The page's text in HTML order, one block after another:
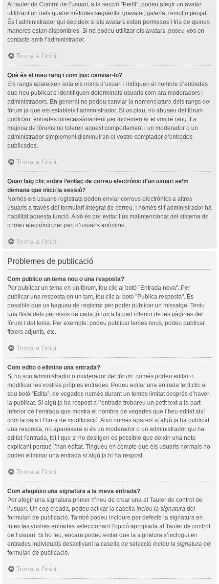
Al tauler de Control de l’usuari, a la secció "Perfil", podeu afegir un avatar
utilitzant un dels quatre mètodes següents: gravatar, galeria, remot o penjat.
És l’administrador qui decideix si els avatars estan permesos i tria de quines
maneres estan disponibles. Si no podeu utilitzar els avatars, poseu-vos en
contacte amb l’administrador.
Torna a l’inici
Què és el meu rang i com puc canviar-lo?
Els rangs apareixen sota els noms d’usuari i indiquen el nombre d’entrades
que heu publicat o identifiquen determinats usuaris com ara moderadors i
administradors. En general no podeu canviar la nomenclatura dels rangs del
fòrum ja que els estableix l’administrador. Si us plau, no abuseu del fòrum
publicant entrades innecessàriament per incrementar el vostre rang. La
majoria de fòrums no toleren aquest comportament i un moderador o un
administrador simplement disminuiran el vostre comptador d’entrades
publicades.
Torna a l’inici
Quan faig clic sobre l’enllaç de correu electrònic d’un usuari se’m
demana que iniciï la sessió?
Només els usuaris registrats poden enviar correus electrònics a altres
usuaris a través del formulari integrat de correu, i només si l’administrador ha
habilitat aquesta funció. Això és per evitar l’ús malintencionat del sistema de
correu electrònic per part d’usuaris anònims.
Torna a l’inici
Problemes de publicació
Com publico un tema nou o una resposta?
Per publicar un tema en un fòrum, feu clic al botó "Entrada nova". Per
publicar una resposta en un tam, feu clic al botó "Publica resposta". És
possible que us hagueu de registrar per poder publicar un missatge. Teniu
una llista dels permisos de cada fòrum a la part inferior de les pàgines del
fòrum i del tema. Per exemple: podeu publicar temes nous, podeu publicar
fitxers adjunts, etc.
Torna a l’inici
Com edito o elimino una entrada?
Si no sou administrador o moderador del fòrum, només podeu editar o
modificar les vostres pròpies entrades. Podeu editar una entrada fent clic al
seu botó “Edita”, de vegades només durant un temps limitat després d’haver-
la publicat. Si algú ja ha respost a l’entrada trobareu un petit text a la part
inferior de l’entrada que mostra el nombre de vegades que l’heu editat així
com la data i l’hora de modificació. Això només apareix si algú ja ha publicat
una resposta; no apareixerà si és un moderador o un administrador qui ha
editat l’entrada, tot i que si ho desitgen es possible que deixin una nota
explicant perquè l’han editat. Tingueu en compte que els usuaris normals no
poden eliminar una entrada si algú ja hi ha respost.
Torna a l’inici
Com afegeixo una signatura a la meva entrada?
Per afegir una signatura primer n’heu de crear una al Tauler de control de
l’usuari. Un cop creada, podeu activar la casella Inclou la signatura del
formulari de publicació. També podeu incloure per defecte la signatura en
totes les vostres entrades seleccionant l’opció apropiada al Tauler de control
de l’usuari. Si ho feu, encara podeu evitar que la signatura s’inclogui en
entrades individuals desactivant la casella de selecció Inclou la signatura del
formulari de publicació.
Torna a l’inici